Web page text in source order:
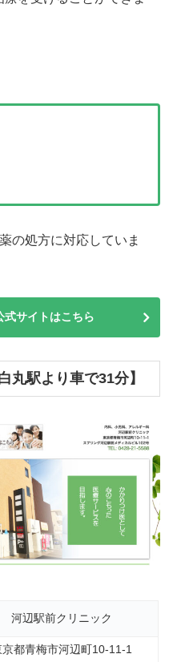
の処方に対応していま
式サイトはこちら
丸駅より車で31分】
河辺駅前クリニック
京都青梅市河辺町10-11-1